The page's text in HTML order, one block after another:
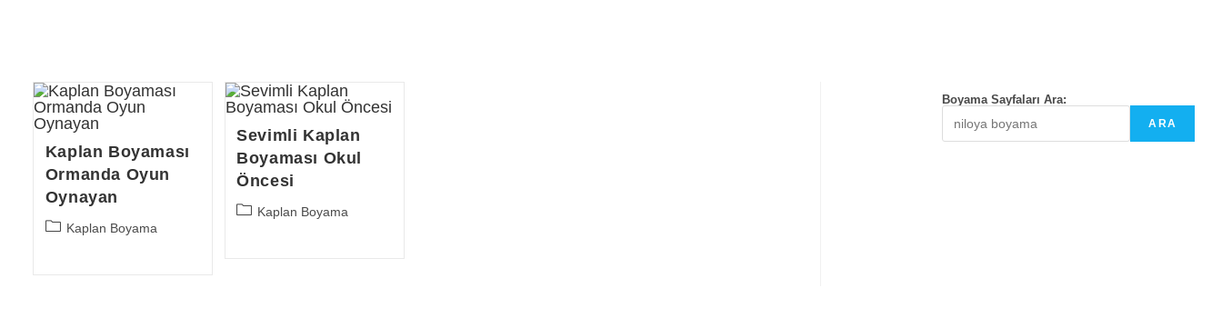
Kaplan Boyaması
Ormanda Oyun
Oynayan
PostKaplan Boyama
Sevimli Kaplan
Boyaması Okul
Öncesi
PostKaplan Boyama
Boyama Sayfaları Ara:
ARA